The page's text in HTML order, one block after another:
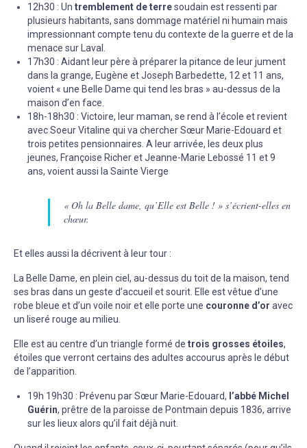
12h30 : Un tremblement de terresoudain est ressenti par
plusieurs habitants, sans dommage matériel ni humain mais
impressionnant compte tenu du contexte de la guerre et de la
menace sur Laval.
17h30 : Aidant leur père à préparer la pitance de leur jument
dans la grange, Eugène et Joseph Barbedette, 12 et 11 ans,
voient « une Belle Dame qui tend les bras » au-dessus de la
maison d’en face.
18h-18h30 : Victoire, leur maman, se rend à l’école et revient
avec Soeur Vitaline qui va chercher Sœur Marie-Edouard et
trois petites pensionnaires. A leur arrivée, les deux plus
jeunes, Françoise Richer et Jeanne-Marie Lebossé 11 et 9
ans, voient aussi la Sainte Vierge
« Oh la Belle dame, qu’Elle est Belle ! » s’écrient-elles en
chœur.
Et elles aussi la décrivent à leur tour :
La Belle Dame, en plein ciel, au-dessus du toit de la maison, tend
ses bras dans un geste d’accueil et sourit. Elle est vêtue d’une
robe bleue et d’un voile noir et elle porte une couronne d’or avec
un liseré rouge au milieu.
Elle est au centre d’un triangle formé de trois grosses étoiles,
étoiles que verront certains des adultes accourus après le début
de l’apparition.
19h 19h30 : Prévenu par Sœur Marie-Edouard, l’abbé Michel
Guérin, prêtre de la paroisse de Pontmain depuis 1836, arrive
sur les lieux alors qu’il fait déjà nuit.